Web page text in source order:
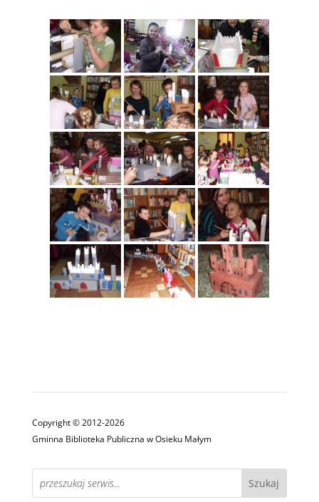
Copyright © 2012-2026
Gminna Biblioteka Publiczna w Osieku Małym